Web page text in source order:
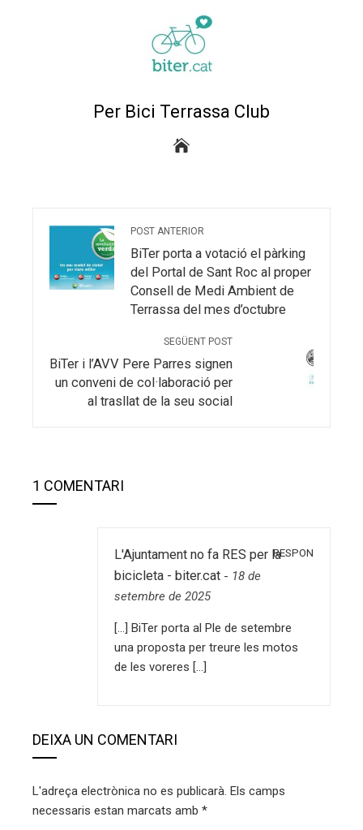
Per Bici Terrassa Club
POST ANTERIOR
BiTer porta a votació el pàrking
del Portal de Sant Roc al proper
Consell de Medi Ambient de
Terrassa del mes d’octubre
SEGÜENT POST
BiTer i l’AVV Pere Parres signen
un conveni de col·laboració per
al trasllat de la seu social
1 COMENTARI
L'Ajuntament no fa RES per la
bicicleta - biter.cat - 18 de
setembre de 2025
RESPON
[…] BiTer porta al Ple de setembre
una proposta per treure les motos
de les voreres […]
DEIXA UN COMENTARI
L'adreça electrònica no es publicarà. Els camps
necessaris estan marcats amb *